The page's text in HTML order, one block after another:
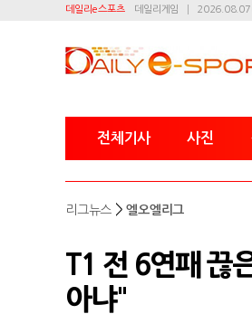
데일리e스포츠 데일리게임
전체기사 사진
리그뉴스 >엘오엘리그
T1 전 6연패 끊
아냐"